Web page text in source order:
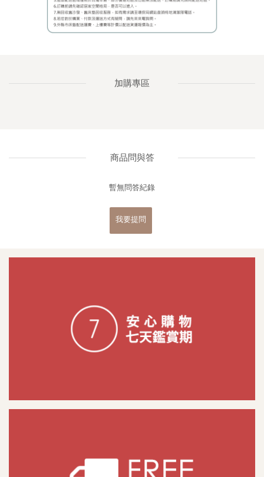
加購專區
商品問與答
暫無問答紀錄
我要提問